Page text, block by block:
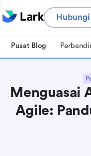
Pusat Blog
Menguasai
Agile: